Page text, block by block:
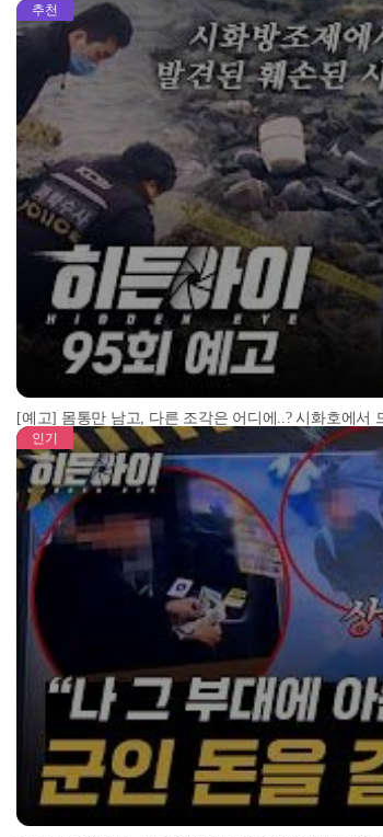
추천
[예고] 몸통만 남고, 다른 조각은 어디에..? 시화호에서
인기